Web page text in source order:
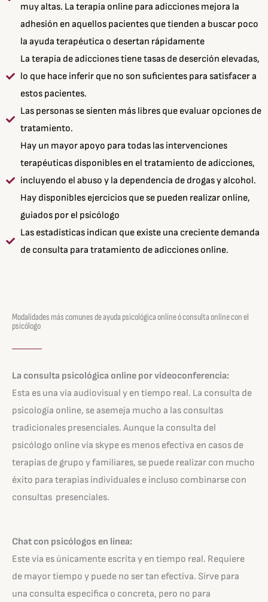
muy altas. La terapia online para adicciones mejora la
adhesión en aquellos pacientes que tienden a buscar poco
la ayuda terapéutica o desertan rápidamente
La terapia de adicciones tiene tasas de deserción elevadas,
lo que hace inferir que no son suficientes para satisfacer a
estos pacientes.
Las personas se sienten más libres que evaluar opciones de
tratamiento.
Hay un mayor apoyo para todas las intervenciones
terapéuticas disponibles en el tratamiento de adicciones,
incluyendo el abuso y la dependencia de drogas y alcohol.
Hay disponibles ejercicios que se pueden realizar online,
guiados por el psicólogo
Las estadísticas indican que existe una creciente demanda
de consulta para tratamiento de adicciones online.
Modalidades más comunes de ayuda psicológica online ó consulta online con el
psicólogo
La consulta psicológica online por videoconferencia:
Esta es una vía audiovisual y en tiempo real. La consulta de
psicología online, se asemeja mucho a las consultas
tradicionales presenciales. Aunque la consulta del
psicólogo online vía skype es menos efectiva en casos de
terapias de grupo y familiares, se puede realizar con mucho
éxito para terapias individuales e incluso combinarse con
consultas presenciales.
Chat con psicólogos en línea:
Este vía es únicamente escrita y en tiempo real. Requiere
de mayor tiempo y puede no ser tan efectiva. Sirve para
una consulta específica o concreta, pero no para